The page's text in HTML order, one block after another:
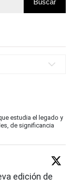
estudia el legado y
de significancia
edición de